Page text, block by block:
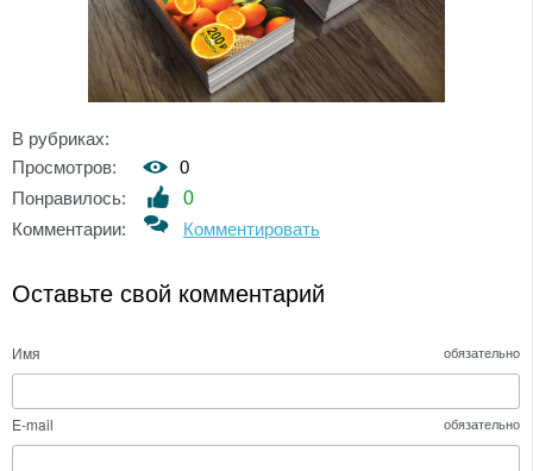
В рубриках:
Просмотров:
0
Понравилось:
0
Комментарии:
Комментировать
Оставьте свой комментарий
Имя обязательно
E-mail обязательно